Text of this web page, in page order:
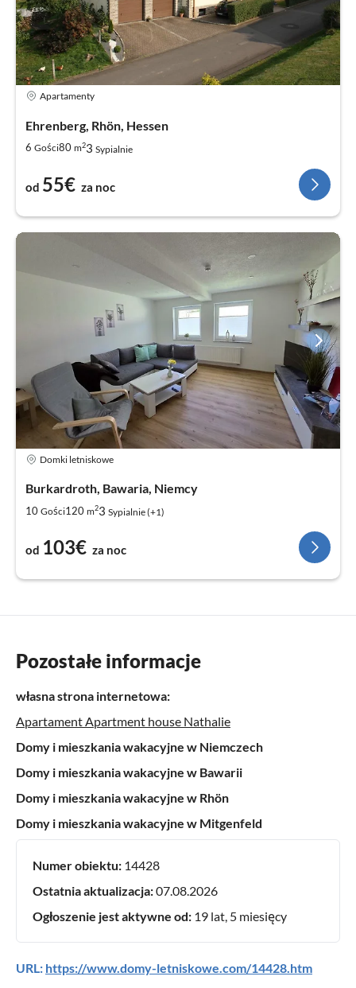
Apartamenty
Ehrenberg, Rhön, Hessen
6 Gości80 m23 Sypialnie
od 55€ za noc
Domki letniskowe
Burkardroth, Bawaria, Niemcy
10 Gości120 m23 Sypialnie (+1)
od 103€ za noc
Pozostałe informacje
własna strona internetowa:
Apartament Apartment house Nathalie
Domy i mieszkania wakacyjne w Niemczech
Domy i mieszkania wakacyjne w Bawarii
Domy i mieszkania wakacyjne w Rhön
Domy i mieszkania wakacyjne w Mitgenfeld
Numer obiektu: 14428
Ostatnia aktualizacja:07.08.2026
Ogłoszenie jest aktywne od: 19 lat, 5 miesięcy
URL: https://www.domy-letniskowe.com/14428.htm